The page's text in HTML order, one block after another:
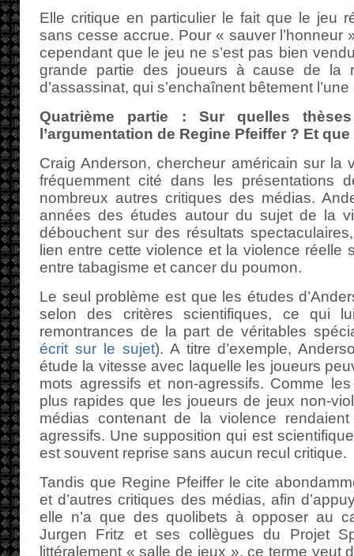
Elle critique en particulier le fait que le jeu
sans cesse accrue. Pour « sauver l’honneur
cependant que le jeu ne s’est pas bien
grande partie des joueurs à cause de la
d’assassinat, qui s’enchaînent bêtement l’une
Quatrième partie : Sur quelles
l’argumentation de Regine Pfeiffer ? Et
Craig Anderson, chercheur américain sur la
fréquemment cité dans les présentations
nombreux autres critiques des médias.
années des études autour du sujet de la
débouchent sur des résultats
lien entre cette violence et la violence réelle
entre tabagisme et cancer du poumon.
Le seul problème est que les études
selon des critères scientifiques, ce qui
remontrances de la part de véritables
écrit sur le sujet). A titre d’exemple,
étude la vitesse avec laquelle les joueurs
mots agressifs et non-agressifs. Comme
plus rapides que les joueurs de jeux non-
médias contenant de la violence rendaient
agressifs. Une supposition qui est
est souvent reprise sans aucun recul critique.
Tandis que Regine Pfeiffer le cite
et d’autres critiques des médias, afin
elle n’a que des quolibets à opposer au
Jurgen Fritz et ses collègues du Projet
littéralement « salle de jeux », ce terme veut